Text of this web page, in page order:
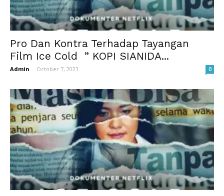
Pro Dan Kontra Terhadap Tayangan
Film Ice Cold ” KOPI SIANIDA...
Admin - October 7, 2023 0